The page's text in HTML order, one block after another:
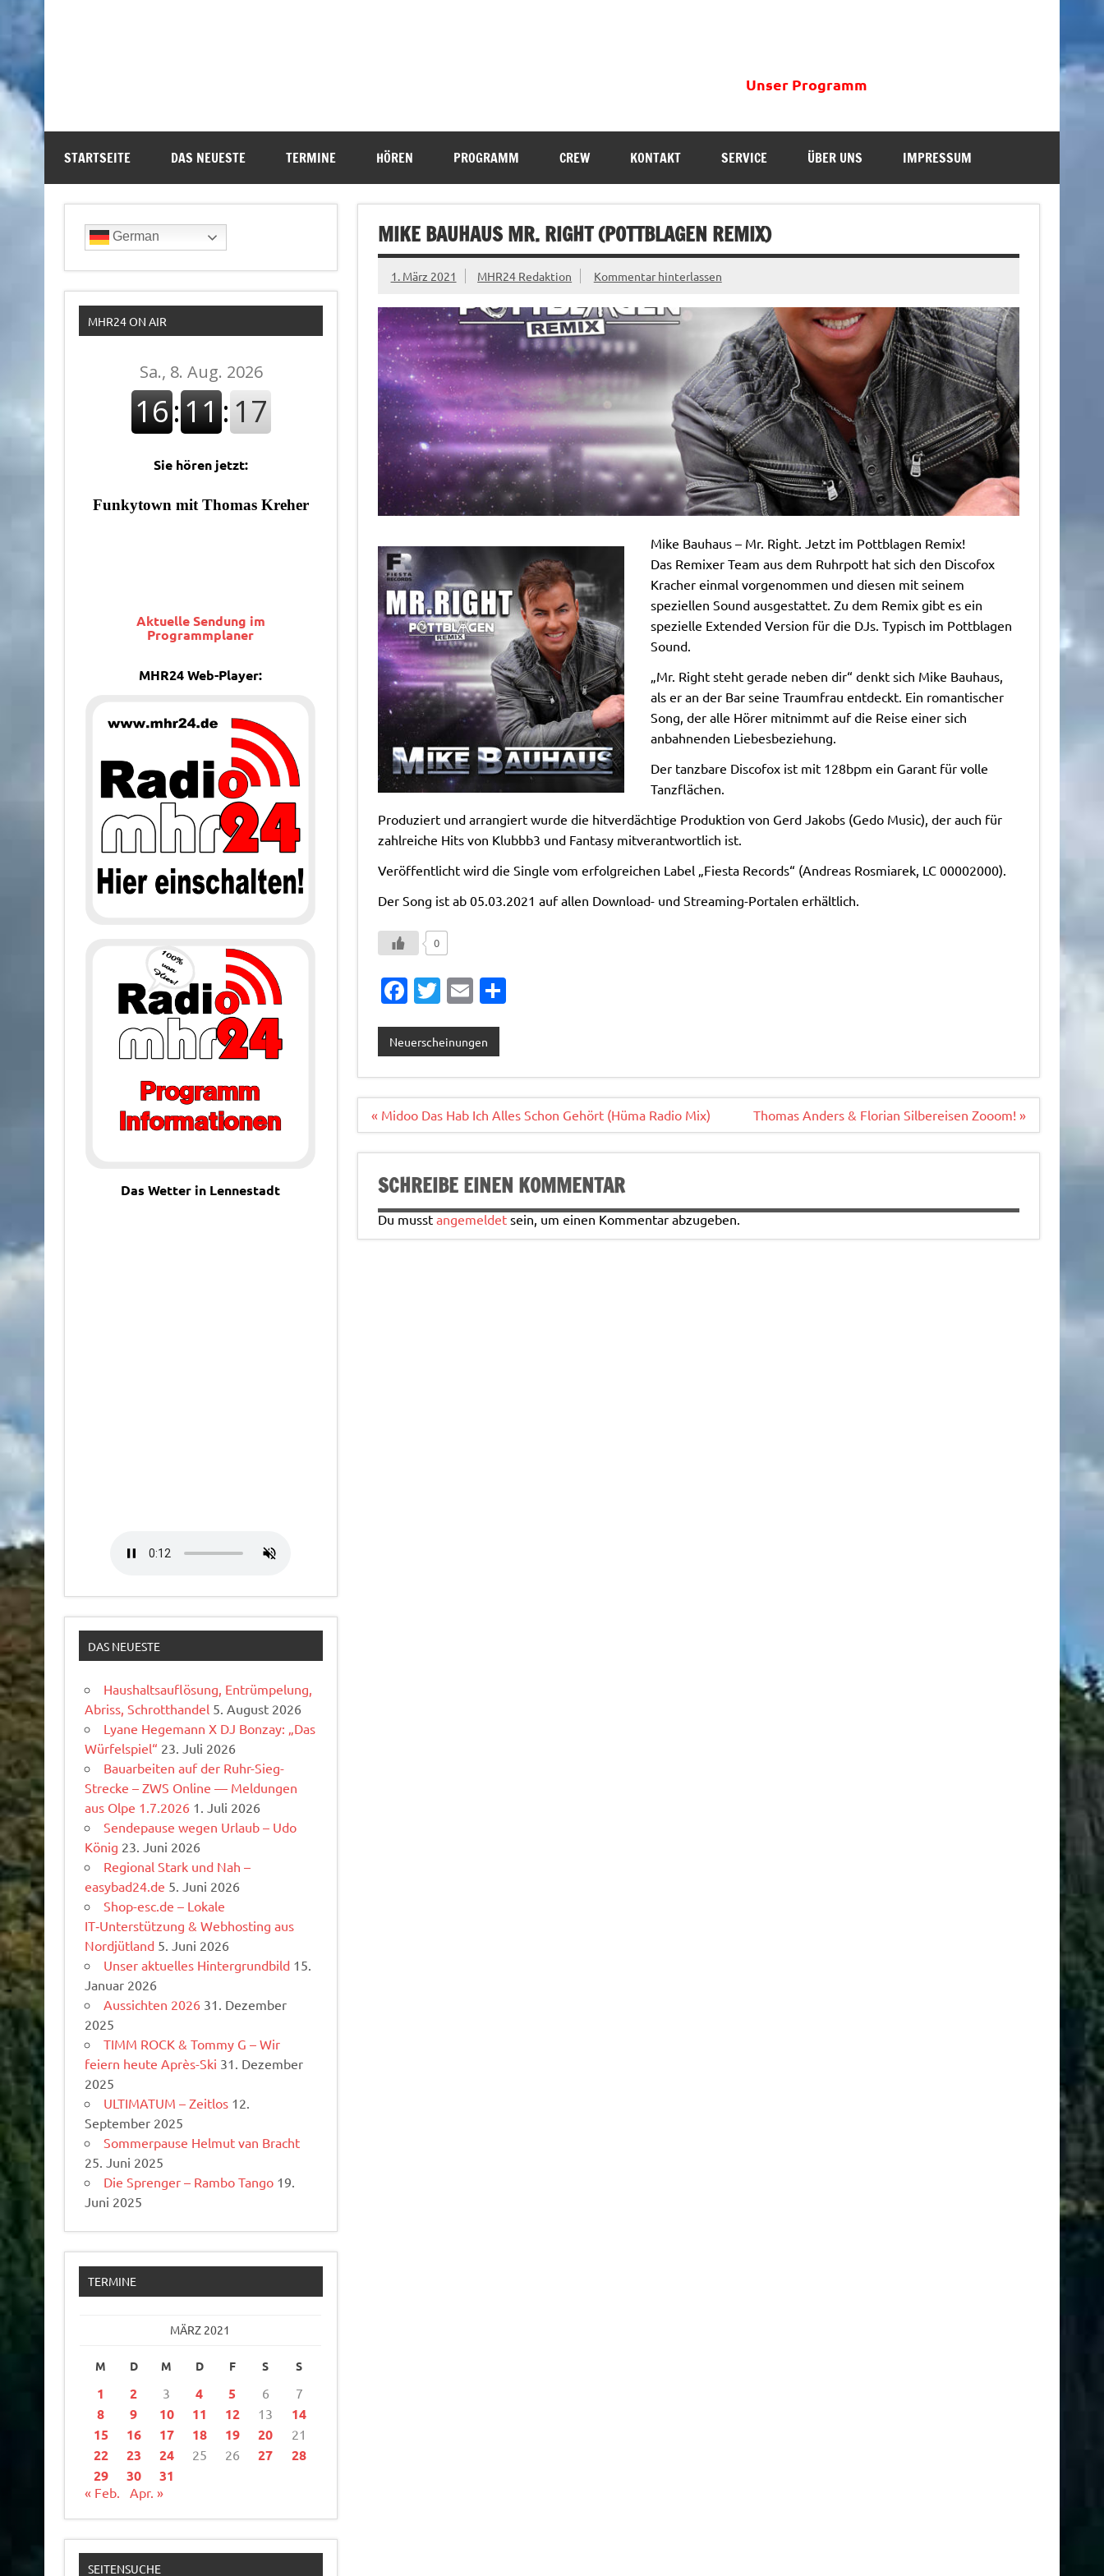
Unser Programm
STARTSEITE DAS NEUESTE TERMINE HÖREN PROGRAMM CREW KONTAKT SERVICE ÜBER UNS IMPRESSUM
MIKE BAUHAUS MR. RIGHT (POTTBLAGEN REMIX)
1. März 2021 MHR24 Redaktion Kommentar hinterlassen
Mike Bauhaus – Mr. Right. Jetzt im Pottblagen Remix!
Das Remixer Team aus dem Ruhrpott hat sich den Discofox
Kracher einmal vorgenommen und diesen mit seinem
speziellen Sound ausgestattet. Zu dem Remix gibt es ein
spezielle Extended Version für die DJs. Typisch im Pottblagen
Sound.
„Mr. Right steht gerade neben dir“ denkt sich Mike Bauhaus,
als er an der Bar seine Traumfrau entdeckt. Ein romantischer
Song, der alle Hörer mitnimmt auf die Reise einer sich
anbahnenden Liebesbeziehung.
Der tanzbare Discofox ist mit 128bpm ein Garant für volle
Tanzflächen.
Produziert und arrangiert wurde die hitverdächtige Produktion von Gerd Jakobs (Gedo Music), der auch für
zahlreiche Hits von Klubbb3 und Fantasy mitverantwortlich ist.
Veröffentlicht wird die Single vom erfolgreichen Label „Fiesta Records“ (Andreas Rosmiarek, LC 00002000).
Der Song ist ab 05.03.2021 auf allen Download- und Streaming-Portalen erhältlich.
0
Fa
e
b
o
o
k
T
it
te
r
E
ai
l
T
n
Neuerscheinungen
Beitragsnavigation
« Midoo Das Hab Ich Alles Schon Gehört (Hüma Radio Mix) Thomas Anders & Florian Silbereisen Zooom! »
SCHREIBE EINEN KOMMENTAR
Du musst angemeldetsein, um einen Kommentar abzugeben.
German
MHR24 ON AIR
Sie hören jetzt:
Aktuelle Sendung im
Programmplaner
MHR24 Web-Player:
Das Wetter in Lennestadt
DAS NEUESTE
Haushaltsauflösung, Entrümpelung,
Abriss, Schrotthandel 5. August 2026
Lyane Hegemann X DJ Bonzay: „Das
Würfelspiel“ 23. Juli 2026
Bauarbeiten auf der Ruhr-Sieg-
Strecke – ZWS Online — Meldungen
aus Olpe 1.7.2026 1. Juli 2026
Sendepause wegen Urlaub – Udo
König 23. Juni 2026
Regional Stark und Nah –
easybad24.de 5. Juni 2026
Shop-esc.de – Lokale
IT‑Unterstützung & Webhosting aus
Nordjütland 5. Juni 2026
Unser aktuelles Hintergrundbild 15.
Januar 2026
Aussichten 2026 31. Dezember
2025
TIMM ROCK & Tommy G – Wir
feiern heute Après-Ski 31. Dezember
2025
ULTIMATUM – Zeitlos 12.
September 2025
Sommerpause Helmut van Bracht
25. Juni 2025
Die Sprenger – Rambo Tango 19.
Juni 2025
TERMINE
MÄRZ 2021
M D M D F S S
1 2 3 4 5 6 7
8 9 10 11 12 13
14
15
16 17 18 19 20 21
22 23 24 25 26 27
28
29
30 31
« Feb. Apr. »
SEITENSUCHE